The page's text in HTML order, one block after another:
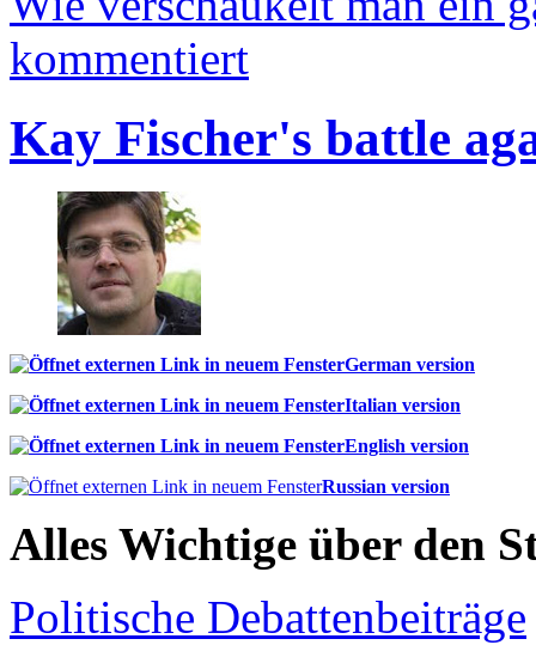
kommentiert
Kay Fischer's battle
German version
Italian version
English version
Russian version
Alles Wichtige über den
Politische Debattenbeiträge